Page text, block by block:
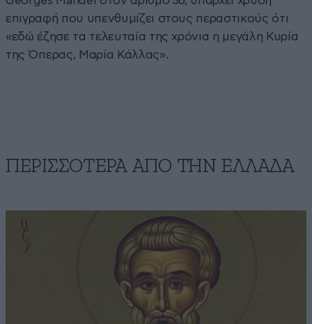
επιγραφή που υπενθυμίζει στους περαστικούς ότι
«εδώ έζησε τα τελευταία της χρόνια η μεγάλη Κυρία
της Όπερας, Μαρία Κάλλας».
ΠΕΡΙΣΣΟΤΕΡΑ ΑΠΟ ΤΗΝ ΕΛΛΑΔΑ